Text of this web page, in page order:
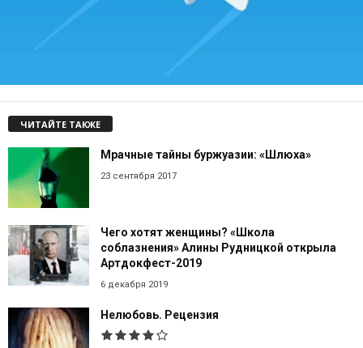
ЧИТАЙТЕ ТАКЖЕ
Мрачные тайны буржуазии: «Шлюха»
23 сентября 2017
Чего хотят женщины? «Школа
соблазнения» Алины Рудницкой открыла
Артдокфест-2019
6 декабря 2019
Нелюбовь. Рецензия